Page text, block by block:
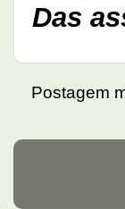
Das
Postagem